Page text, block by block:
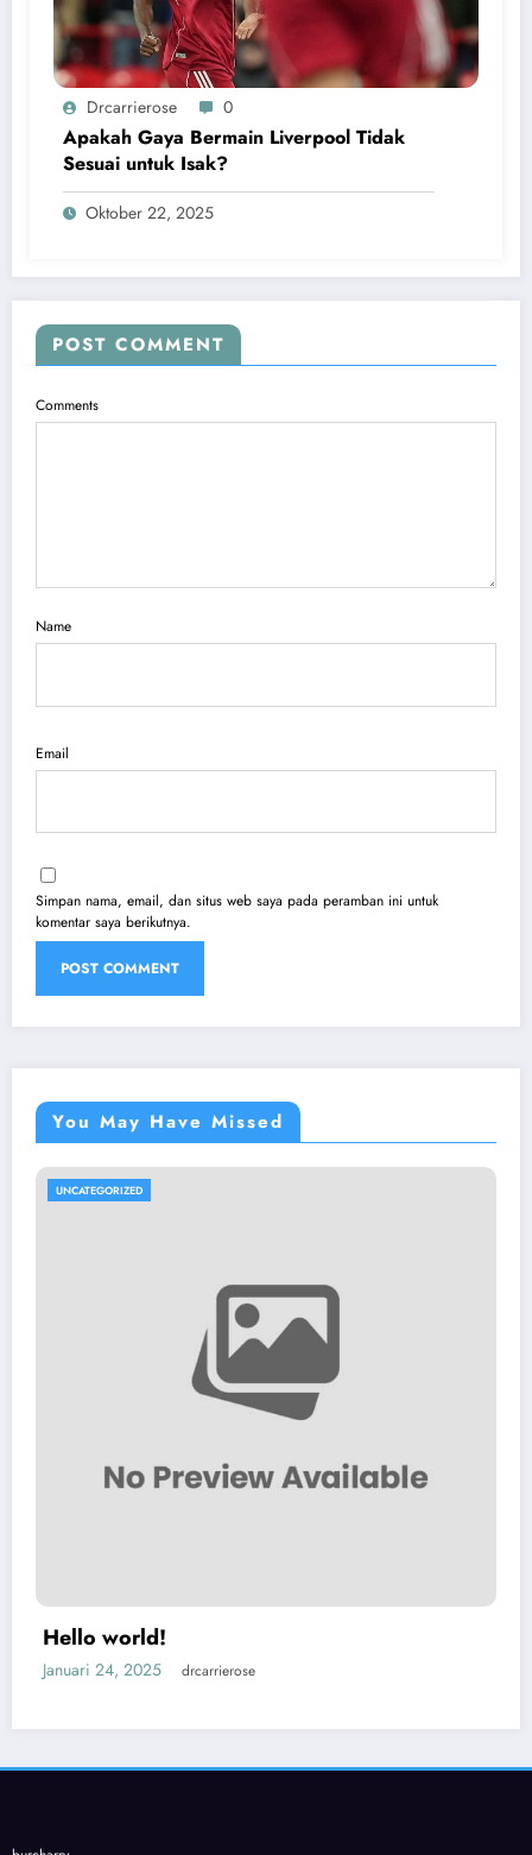
Drcarrierose 0
Apakah Gaya Bermain Liverpool Tidak
Sesuai untuk Isak?
Oktober 22, 2025
POST COMMENT
Comments
Name
Email
Simpan nama, email, dan situs web saya pada peramban ini untuk
komentar saya berikutnya.
You May Have Missed
UNCATEGORIZED
Hello world!
Januari 24, 2025 drcarrierose